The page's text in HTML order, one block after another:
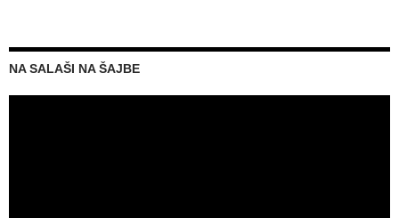
NA SALAŠI NA ŠAJBE